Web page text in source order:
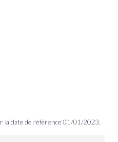
la date de référence 01/01/2023.